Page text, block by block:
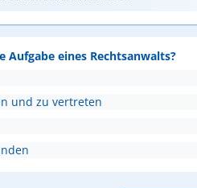
Aufgabe eines Rechtsanwalts?
und zu vertreten